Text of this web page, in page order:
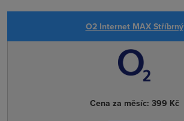
O2 Internet MAX Stříbrný
Cena za měsíc: 399 Kč